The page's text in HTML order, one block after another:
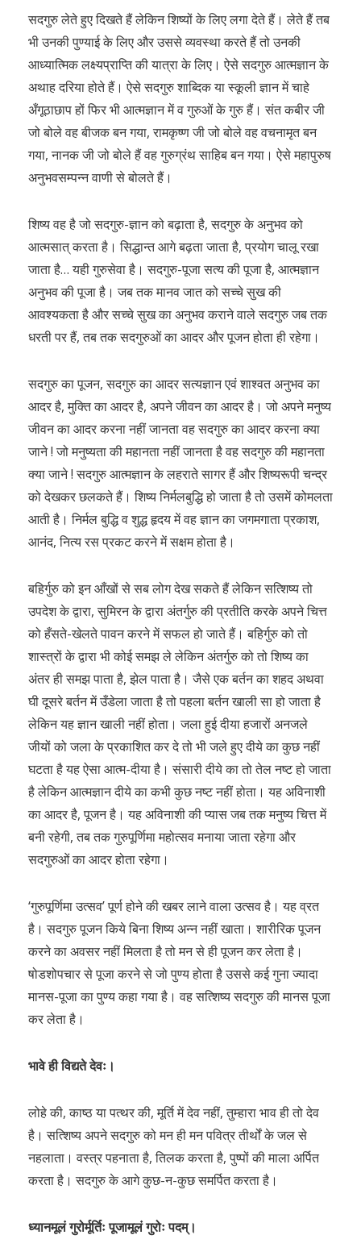
सदगुरु लेते हुए दिखते हैं लेकिन शिष्यों के लिए लगा देते हैं। लेते हैं तब
भी उनकी पुण्याई के लिए और उससे व्यवस्था करते हैं तो उनकी
आध्यात्मिक लक्ष्यप्राप्ति की यात्रा के लिए। ऐसे सदगुरु आत्मज्ञान के
अथाह दरिया होते हैं। ऐसे सदगुरु शाब्दिक या स्कूली ज्ञान में चाहे
अँगूठाछाप हों फिर भी आत्मज्ञान में व गुरुओं के गुरु हैं। संत कबीर जी
जो बोले वह बीजक बन गया, रामकृष्ण जी जो बोले वह वचनामृत बन
गया, नानक जी जो बोले हैं वह गुरुग्रंथ साहिब बन गया। ऐसे महापुरुष
अनुभवसम्पन्न वाणी से बोलते हैं।
शिष्य वह है जो सदगुरु-ज्ञान को बढ़ाता है, सदगुरु के अनुभव को
आत्मसात् करता है। सिद्धान्त आगे बढ़ता जाता है, प्रयोग चालू रखा
जाता है… यही गुरुसेवा है। सदगुरु-पूजा सत्य की पूजा है, आत्मज्ञान
अनुभव की पूजा है। जब तक मानव जात को सच्चे सुख की
आवश्यकता है और सच्चे सुख का अनुभव कराने वाले सदगुरु जब तक
धरती पर हैं, तब तक सदगुरुओं का आदर और पूजन होता ही रहेगा।
सदगुरु का पूजन, सदगुरु का आदर सत्यज्ञान एवं शाश्वत अनुभव का
आदर है, मुक्ति का आदर है, अपने जीवन का आदर है। जो अपने मनुष्य
जीवन का आदर करना नहीं जानता वह सदगुरु का आदर करना क्या
जाने ! जो मनुष्यता की महानता नहीं जानता है वह सदगुरु की महानता
क्या जाने ! सदगुरु आत्मज्ञान के लहराते सागर हैं और शिष्यरूपी चन्द्र
को देखकर छलकते हैं। शिष्य निर्मलबुद्धि हो जाता है तो उसमें कोमलता
आती है। निर्मल बुद्धि व शुद्ध हृदय में वह ज्ञान का जगमगाता प्रकाश,
आनंद, नित्य रस प्रकट करने में सक्षम होता है।
बहिर्गुरु को इन आँखों से सब लोग देख सकते हैं लेकिन सत्शिष्य तो
उपदेश के द्वारा, सुमिरन के द्वारा अंतर्गुरु की प्रतीति करके अपने चित्त
को हँसते-खेलते पावन करने में सफल हो जाते हैं। बहिर्गुरु को तो
शास्त्रों के द्वारा भी कोई समझ ले लेकिन अंतर्गुरु को तो शिष्य का
अंतर ही समझ पाता है, झेल पाता है। जैसे एक बर्तन का शहद अथवा
घी दूसरे बर्तन में उँडेला जाता है तो पहला बर्तन खाली सा हो जाता है
लेकिन यह ज्ञान खाली नहीं होता। जला हुई दीया हजारों अनजले
जीयों को जला के प्रकाशित कर दे तो भी जले हुए दीये का कुछ नहीं
घटता है यह ऐसा आत्म-दीया है। संसारी दीये का तो तेल नष्ट हो जाता
है लेकिन आत्मज्ञान दीये का कभी कुछ नष्ट नहीं होता। यह अविनाशी
का आदर है, पूजन है। यह अविनाशी की प्यास जब तक मनुष्य चित्त में
बनी रहेगी, तब तक गुरुपूर्णिमा महोत्सव मनाया जाता रहेगा और
सदगुरुओं का आदर होता रहेगा।
‘गुरुपूर्णिमा उत्सव’ पूर्ण होने की खबर लाने वाला उत्सव है। यह व्रत
है। सदगुरु पूजन किये बिना शिष्य अन्न नहीं खाता। शारीरिक पूजन
करने का अवसर नहीं मिलता है तो मन से ही पूजन कर लेता है।
षोडशोपचार से पूजा करने से जो पुण्य होता है उससे कई गुना ज्यादा
मानस-पूजा का पुण्य कहा गया है। वह सत्शिष्य सदगुरु की मानस पूजा
कर लेता है।
भावे ही विद्यते देवः।
लोहे की, काष्ठ या पत्थर की, मूर्ति में देव नहीं, तुम्हारा भाव ही तो देव
है। सत्शिष्य अपने सदगुरु को मन ही मन पवित्र तीर्थों के जल से
नहलाता। वस्त्र पहनाता है, तिलक करता है, पुष्पों की माला अर्पित
करता है। सदगुरु के आगे कुछ-न-कुछ समर्पित करता है।
ध्यानमूलं गुरोर्मूर्तिः पूजामूलं गुरोः पदम्।